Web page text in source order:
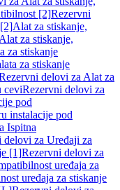
[2]Rezervni
Alat za stiskanje,
za stiskanje,
za stiskanje
za stiskanje
delovi za Alat za
ceviRezervni delovi za
pod
instalacije pod
Ispitna
delovi za Uređaji za
[1]Rezervni delovi za
uređaja za
uređaja za stiskanje